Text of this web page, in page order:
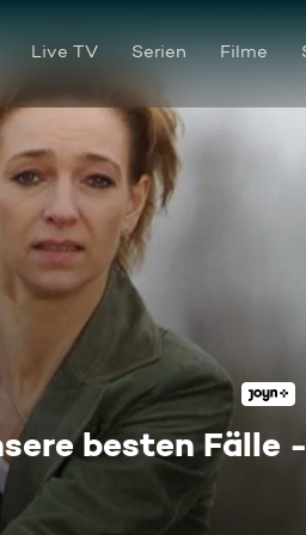
Live TV Serien Filme
besten Fälle